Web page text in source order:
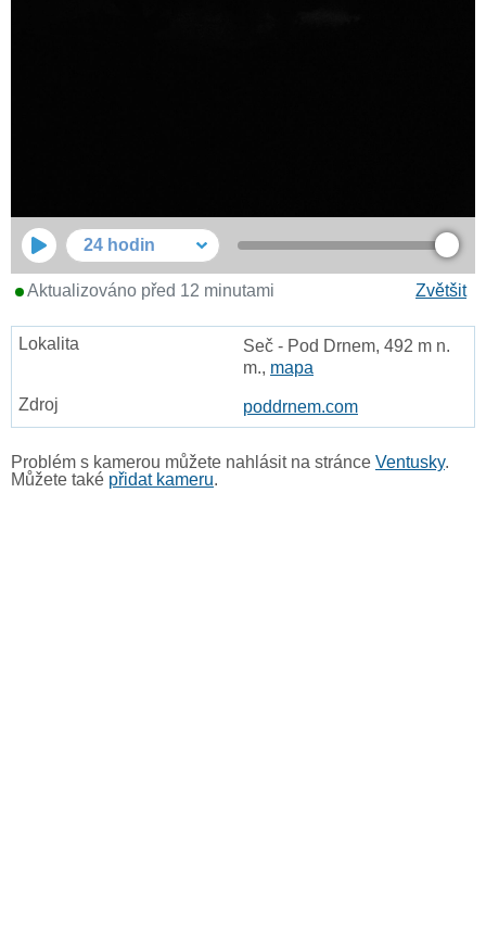
24 hodin
Zvětšit
Aktualizováno před 12 minutami
Seč - Pod Drnem, 492 m n.
m., mapa
poddrnem.com
Problém s kamerou můžete nahlásit na stránce Ventusky.
Můžete také přidat kameru.